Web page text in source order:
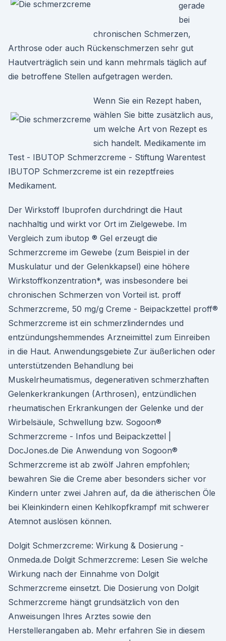
gerade
bei
chronischen Schmerzen,
Arthrose oder auch Rückenschmerzen sehr gut
Hautverträglich sein und kann mehrmals täglich auf
die betroffene Stellen aufgetragen werden.
Wenn Sie ein Rezept haben,
wählen Sie bitte zusätzlich aus,
um welche Art von Rezept es
sich handelt. Medikamente im
Test - IBUTOP Schmerzcreme - Stiftung Warentest
IBUTOP Schmerzcreme ist ein rezeptfreies
Medikament.
Der Wirkstoff Ibuprofen durchdringt die Haut
nachhaltig und wirkt vor Ort im Zielgewebe. Im
Vergleich zum ibutop ® Gel erzeugt die
Schmerzcreme im Gewebe (zum Beispiel in der
Muskulatur und der Gelenkkapsel) eine höhere
Wirkstoffkonzentration*, was insbesondere bei
chronischen Schmerzen von Vorteil ist. proff
Schmerzcreme, 50 mg/g Creme - Beipackzettel proff®
Schmerzcreme ist ein schmerzlinderndes und
entzündungshemmendes Arzneimittel zum Einreiben
in die Haut. Anwendungsgebiete Zur äußerlichen oder
unterstützenden Behandlung bei
Muskelrheumatismus, degenerativen schmerzhaften
Gelenkerkrankungen (Arthrosen), entzündlichen
rheumatischen Erkrankungen der Gelenke und der
Wirbelsäule, Schwellung bzw. Sogoon®
Schmerzcreme - Infos und Beipackzettel |
DocJones.de Die Anwendung von Sogoon®
Schmerzcreme ist ab zwölf Jahren empfohlen;
bewahren Sie die Creme aber besonders sicher vor
Kindern unter zwei Jahren auf, da die ätherischen Öle
bei Kleinkindern einen Kehlkopfkrampf mit schwerer
Atemnot auslösen können.
Dolgit Schmerzcreme: Wirkung & Dosierung -
Onmeda.de Dolgit Schmerzcreme: Lesen Sie welche
Wirkung nach der Einnahme von Dolgit
Schmerzcreme einsetzt. Die Dosierung von Dolgit
Schmerzcreme hängt grundsätzlich von den
Anweisungen Ihres Arztes sowie den
Herstellerangaben ab. Mehr erfahren Sie in diesem